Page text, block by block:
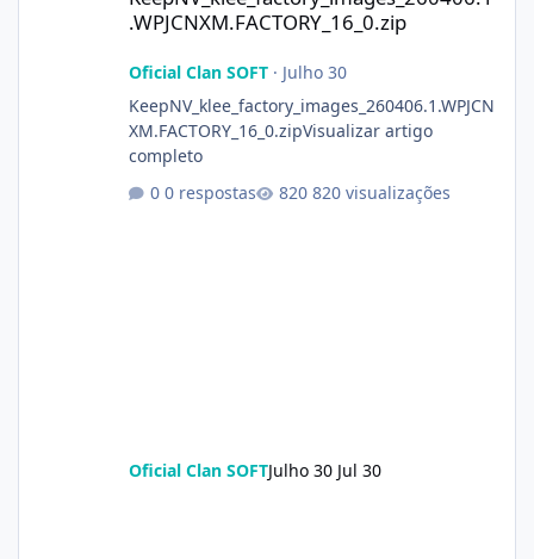
.WPJCNXM.FACTORY_16_0.zip
Oficial Clan SOFT· Julho 30
KeepNV_klee_factory_images_260406.1.WPJCN
XM.FACTORY_16_0.zipVisualizar artigo
completo
0 respostas
820 visualizações
Oficial Clan SOFTJulho 30 Jul 30